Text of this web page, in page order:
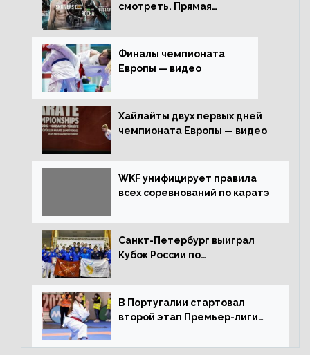
смотреть. Прямая
Финалы чемпионата
Европы — видео
Хайлайты двух первых дней
чемпионата Европы — видео
WKF унифицирует правила
всех соревнований по каратэ
Санкт-Петербург выиграл
Кубок России по
В Португалии стартовал
второй этап Премьер-лиги